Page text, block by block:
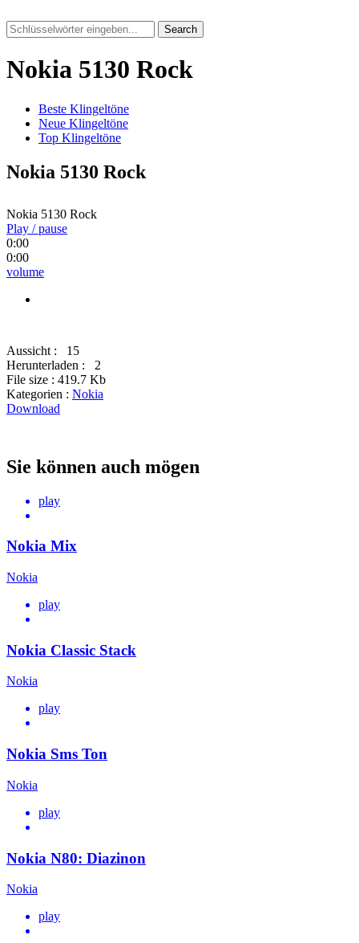
Search
Nokia 5130 Rock
Beste Klingeltöne
Neue Klingeltöne
Top Klingeltöne
Nokia 5130 Rock
Nokia 5130 Rock
Play / pause
0:00
0:00
volume
Aussicht :
15
Herunterladen :
2
File size : 419.7 Kb
Kategorien : Nokia
Download
Sie können auch mögen
play
Nokia Mix
Nokia
play
Nokia Classic Stack
Nokia
play
Nokia Sms Ton
Nokia
play
Nokia N80: Diazinon
Nokia
play